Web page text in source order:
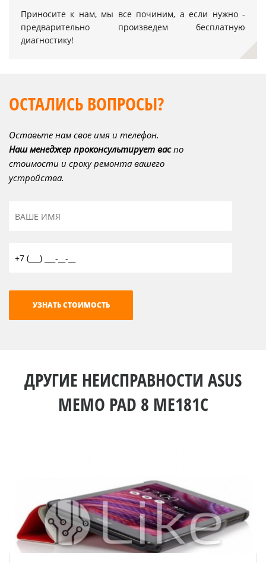
Приносите к нам, мы все починим, а если нужно -
предварительно произведем бесплатную
диагностику!
ОСТАЛИСЬ ВОПРОСЫ?
Оставьте нам свое имя и телефон.
Наш менеджер проконсультирует васпо
стоимости и сроку ремонта вашего
устройства.
ДРУГИЕ НЕИСПРАВНОСТИ ASUS
MEMO PAD 8 ME181C